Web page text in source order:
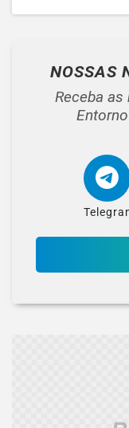
NOSSAS
Receba